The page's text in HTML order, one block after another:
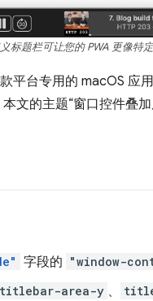
标题栏可让您的 PWA 更像特
平台专用的 macOS 应
文的主题“窗口控件叠
字段的 "window-
titlebar-area-y 、